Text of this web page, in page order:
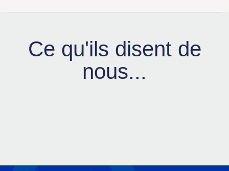
Ce qu'ils disent de
nous...